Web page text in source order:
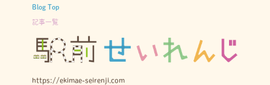
Blog Top
記事一覧
https://ekimae-seirenji.com